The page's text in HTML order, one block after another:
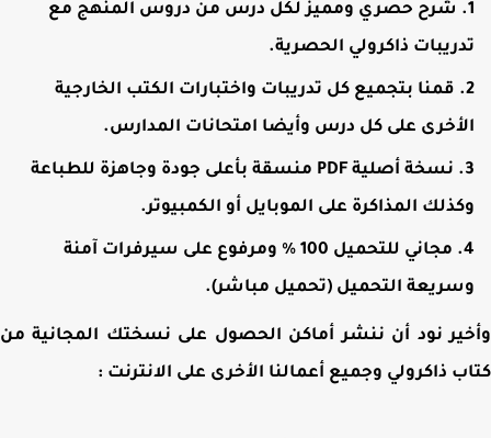
شرح حصري ومميز لكل درس من دروس المنهج مع
ذاكرولي الحصرية.
قمنا بتجميع كل تدريبات واختبارات الكتب الخارجية
على كل درس وأيضا امتحانات المدارس.
نسخة أصلية PDF منسقة بأعلى جودة وجاهزة للطباعة
المذاكرة على الموبايل أو الكمبيوتر.
مجاني للتحميل 100 % ومرفوع على سيرفرات آمنة
التحميل (تحميل مباشر).
نود أن ننشر أماكن الحصول على نسختك المجانية من
ذاكرولي وجميع أعمالنا الأخرى على الانترنت :